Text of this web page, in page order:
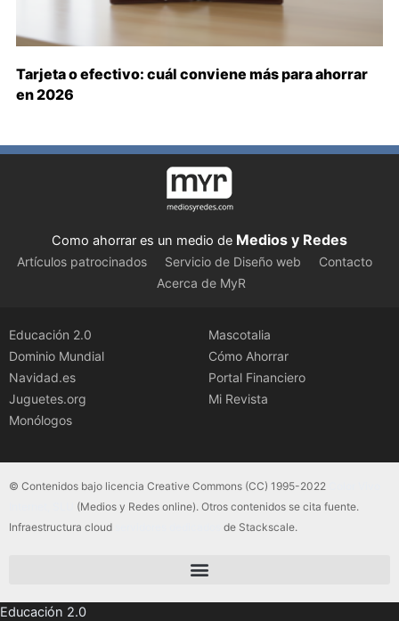
Tarjeta o efectivo: cuál conviene más para ahorrar
en 2026
Como ahorrar es un medio de Medios y Redes
Artículos patrocinados Servicio de Diseño web
Contacto
Acerca de MyR
Educación 2.0
Dominio Mundial
Navidad.es
Juguetes.org
Monólogos
Mascotalia
Cómo Ahorrar
Portal Financiero
Mi Revista
© Contenidos bajo licencia Creative Commons (CC) 1995-2022
(Medios y Redes online). Otros contenidos se cita fuente.
Infraestructura cloud
de Stackscale.
Educación 2.0